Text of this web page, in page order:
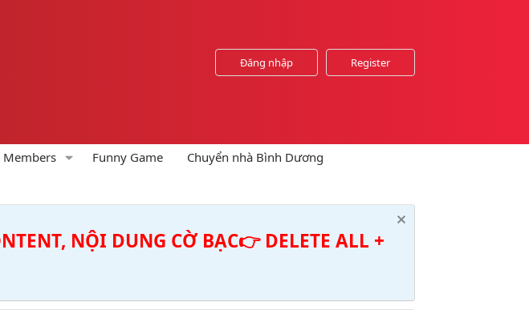
Đăng nhập Register
Members Funny Game Chuyển nhà Bình Dương
NỘI DUNG CỜ BẠC👉 DELETE ALL +